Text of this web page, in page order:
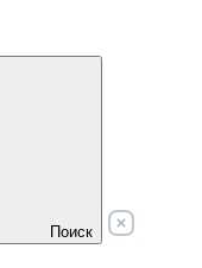
Поиск